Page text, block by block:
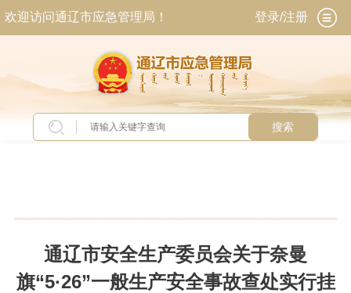
欢迎访问通辽市应急管理局！ 登录/注册
搜索
通辽市安全生产委员会关于奈曼
旗“5·26”一般生产安全事故查处实行挂